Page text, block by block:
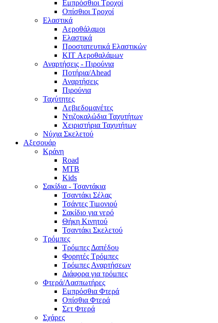
Εμπρόσθιοι Τροχοί
Οπίσθιοι Τροχοί
Ελαστικά
Αεροθάλαμοι
Ελαστικά
Προστατευτικά Ελαστικών
KIT Αεροθαλάμων
Αναρτήσεις - Πιρούνια
Ποτήρια/Ahead
Αναρτήσεις
Πιρούνια
Ταχύτητες
Λεβιεδομανέτες
Ντιζοκαλώδια Ταχυτήτων
Χειριστήρια Ταχυτήτων
Νύχια Σκελετού
Αξεσουάρ
Κράνη
Road
MTB
Kids
Σακίδια - Τσαντάκια
Τσαντάκι Σέλας
Τσάντες Τιμονιού
Σακίδιο για νερό
Θήκη Κινητού
Τσαντάκι Σκελετού
Τρόμπες
Τρόμπες Δαπέδου
Φορητές Τρόμπες
Τρόμπες Αναρτήσεων
Διάφορα για τρόμπες
Φτερά/Λασπωτήρες
Εμπρόσθια Φτερά
Οπίσθια Φτερά
Σετ Φτερά
Σχάρες